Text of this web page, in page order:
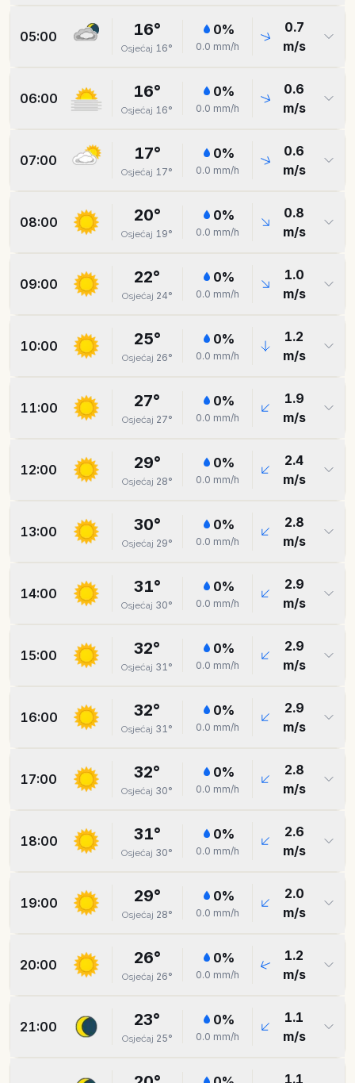
05:00 16°
Osjećaj 16°
0%
0.0 mm/h
0.7
m/s
06:00 16°
Osjećaj 16°
0%
0.0 mm/h
0.6
m/s
07:00 17°
Osjećaj 17°
0%
0.0 mm/h
0.6
m/s
08:00 20°
Osjećaj 19°
0%
0.0 mm/h
0.8
m/s
09:00 22°
Osjećaj 24°
0%
0.0 mm/h
1.0
m/s
10:00 25°
Osjećaj 26°
0%
0.0 mm/h
1.2
m/s
11:00 27°
Osjećaj 27°
0%
0.0 mm/h
1.9
m/s
12:00 29°
Osjećaj 28°
0%
0.0 mm/h
2.4
m/s
13:00 30°
Osjećaj 29°
0%
0.0 mm/h
2.8
m/s
14:00 31°
Osjećaj 30°
0%
0.0 mm/h
2.9
m/s
15:00 32°
Osjećaj 31°
0%
0.0 mm/h
2.9
m/s
16:00 32°
Osjećaj 31°
0%
0.0 mm/h
2.9
m/s
17:00 32°
Osjećaj 30°
0%
0.0 mm/h
2.8
m/s
18:00 31°
Osjećaj 30°
0%
0.0 mm/h
2.6
m/s
19:00 29°
Osjećaj 28°
0%
0.0 mm/h
2.0
m/s
20:00 26°
Osjećaj 26°
0%
0.0 mm/h
1.2
m/s
21:00 23°
Osjećaj 25°
0%
0.0 mm/h
1.1
m/s
1.1